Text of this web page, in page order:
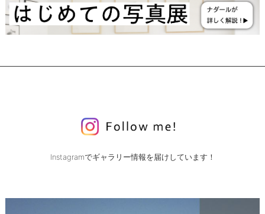
Instagramでギャラリー情報を届けしています！